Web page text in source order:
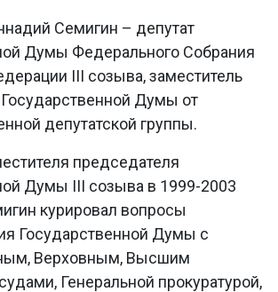
Семигин – депутат
Думы Федерального Собрания
III созыва, заместитель
Думы от
депутатской группы.
председателя
Думы III созыва в 1999-2003
курировал вопросы
Государственной Думы с
Верховным, Высшим
Генеральной прокуратурой,